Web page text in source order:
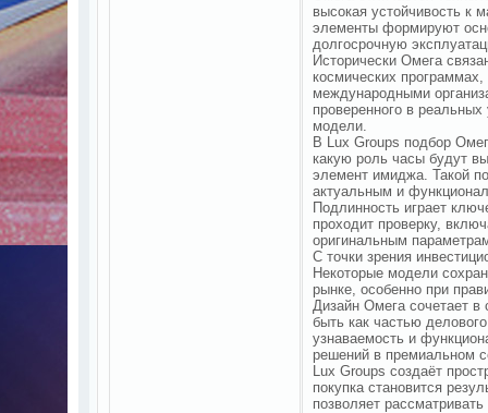
высокая устойчивость к
элементы формируют
долгосрочную
Исторически Омега
космических
международными
проверенного в
модели.
В Lux Groups подбор
какую роль часы будут
элемент имиджа. Такой
актуальным и
Подлинность играет
проходит проверку,
оригинальным
С точки зрения
Некоторые модели
рынке, особенно при
Дизайн Омега сочетает в
быть как частью
узнаваемость и
решений в премиальном
Lux Groups создаёт
покупка становится
позволяет